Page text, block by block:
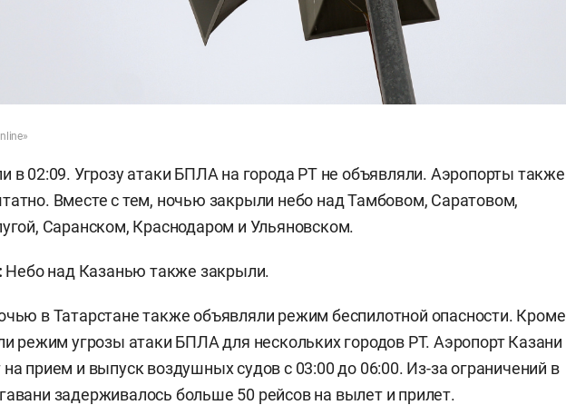
в 02:09. Угрозу атаки БПЛА на города РТ не объявляли. Аэропорты также
Вместе с тем, ночью закрыли небо над Тамбовом, Саратовом,
Саранском, Краснодаром и Ульяновском.
Небо над Казанью также закрыли.
в Татарстане также объявляли режим беспилотной опасности. Кроме
режим угрозы атаки БПЛА для нескольких городов РТ. Аэропорт Казани
прием и выпуск воздушных судов с 03:00 до 06:00. Из-за ограничений в
задерживалось больше 50 рейсов на вылет и прилет.